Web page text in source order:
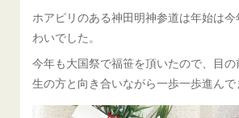
ホアピリのある神田明神参道は年始は
わいでした。
今年も大国祭で福笹を頂いたので、目
生の方と向き合いながら一歩一歩進んで